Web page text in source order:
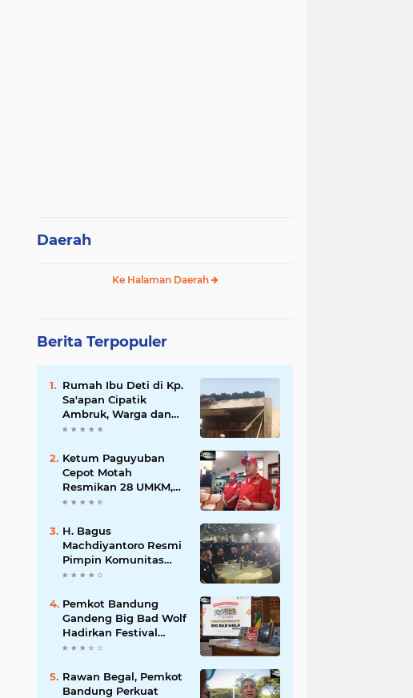
Daerah
Ke Halaman Daerah
Berita Terpopuler
Rumah Ibu Deti di Kp.
Sa'apan Cipatik
Ambruk, Warga dan
Pemdes Sigap Bantu
Ketum Paguyuban
Cepot Motah
Resmikan 28 UMKM,
Siap Gelar Festival
Jalan Braga
H. Bagus
Machdiyantoro Resmi
Pimpin Komunitas
BBC Periode 2026–
Solidaritas dan
Hadirkan Program
Nyata untuk
Masyarakat
Pemkot Bandung
Gandeng Big Bad Wolf
Hadirkan Festival
Literasi Pages and
Rawan Begal, Pemkot
Bandung Perkuat